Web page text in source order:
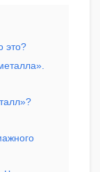
это?